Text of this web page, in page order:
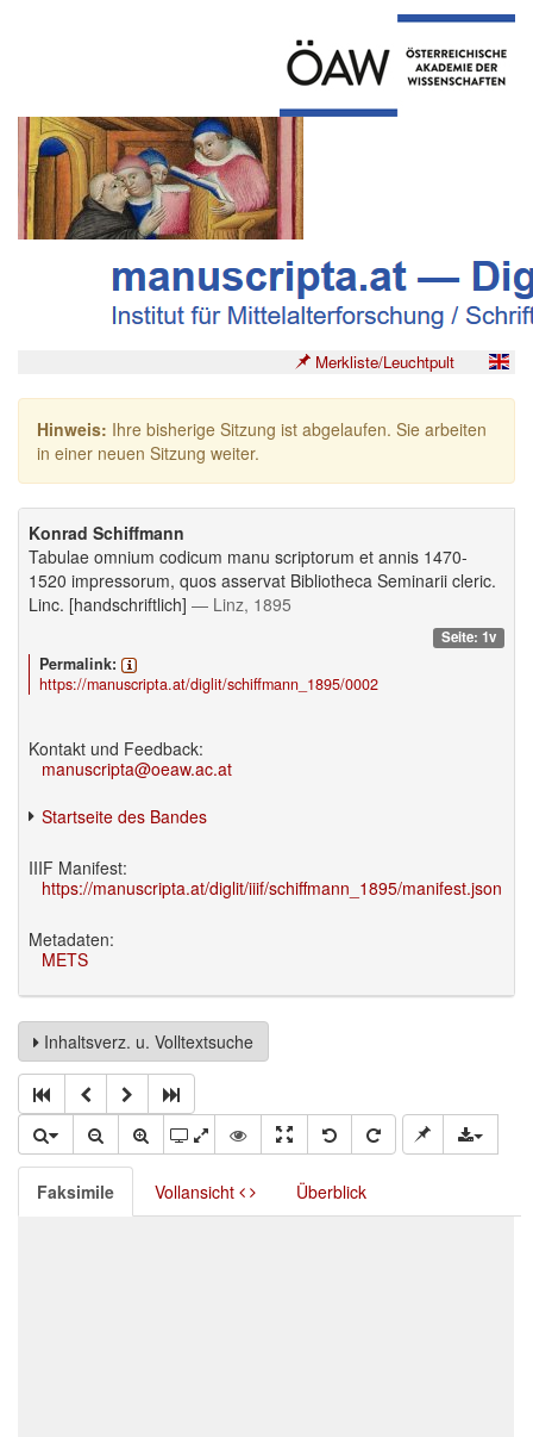
Merkliste/Leuchtpult
Hinweis: Ihre bisherige Sitzung ist abgelaufen. Sie arbeiten
in einer neuen Sitzung weiter.
Konrad Schiffmann
Tabulae omnium codicum manu scriptorum et annis 1470-
1520 impressorum, quos asservat Bibliotheca Seminarii cleric.
Linc. [handschriftlich] — Linz, 1895
Seite: 1v
Permalink:
https://manuscripta.at/diglit/schiffmann_1895/0002
Kontakt und Feedback:
manuscripta@oeaw.ac.at
Startseite des Bandes
IIIF Manifest:
https://manuscripta.at/diglit/iiif/schiffmann_1895/manifest.json
Metadaten:
METS
Inhaltsverz. u. Volltextsuche
Faksimile Vollansicht Überblick